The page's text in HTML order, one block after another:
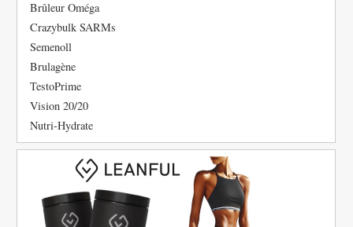
Brûleur Oméga
Crazybulk SARMs
Semenoll
Brulagène
TestoPrime
Vision 20/20
Nutri-Hydrate